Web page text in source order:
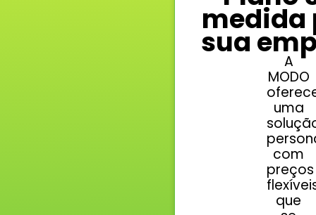
medida
sua
A
MODO
uma
com
preços
que